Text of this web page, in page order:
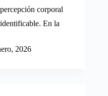
corporal
En la
2026